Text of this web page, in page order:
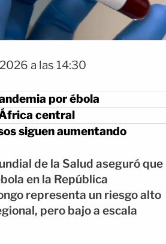
a las 14:30
por ébola
central
siguen aumentando
de la Salud aseguró que
en la República
representa un riesgo alto
pero bajo a escala